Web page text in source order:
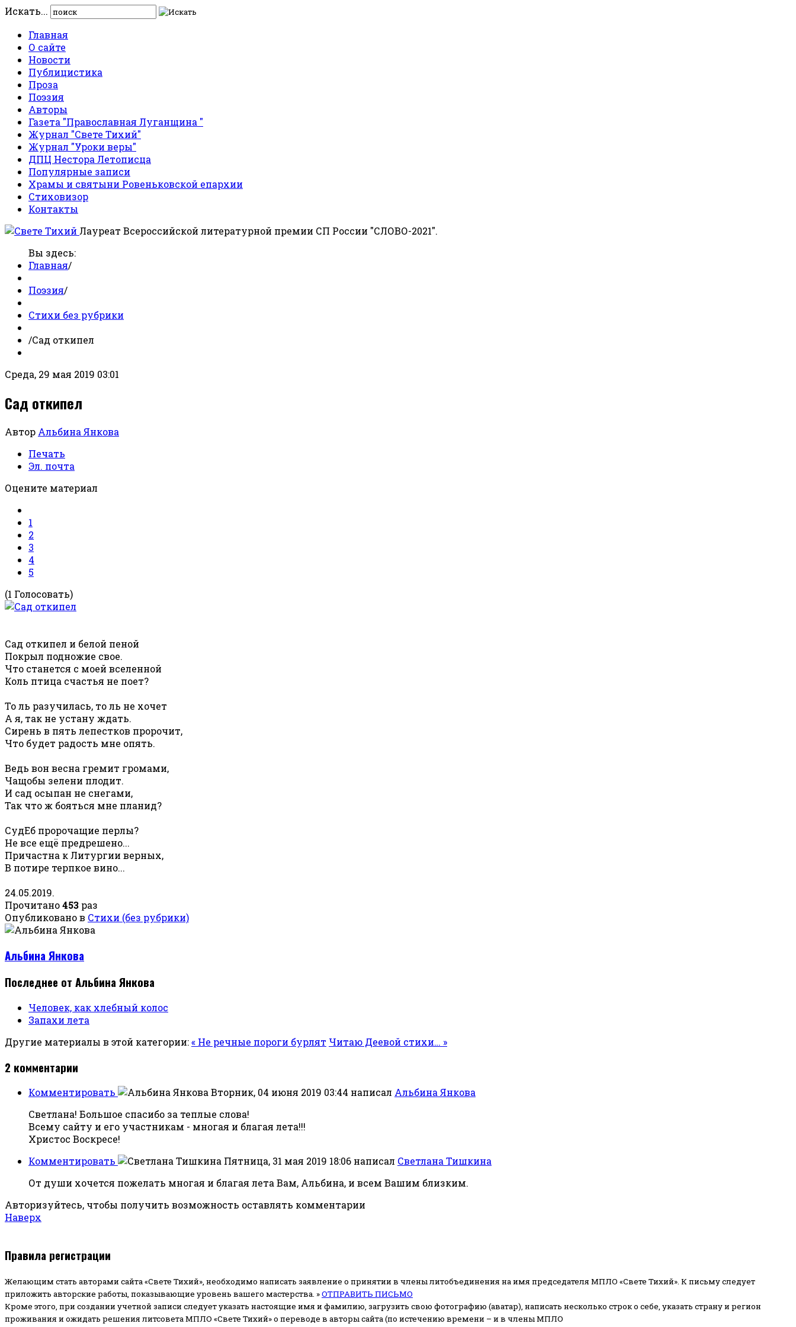
Искать...
Главная
О сайте
Новости
Публицистика
Проза
Поэзия
Авторы
Газета "Православная Луганщина "
Журнал "Свете Тихий"
Журнал "Уроки веры"
ДПЦ Нестора Летописца
Популярные записи
Храмы и святыни Ровеньковской епархии
Стиховизор
Контакты
Лауреат Всероссийской литературной премии СП России "СЛОВО-2021".
Вы здесь:
Главная/
Поэзия/
Стихи без рубрики
/Сад откипел
Среда, 29 мая 2019 03:01
Сад откипел
Автор Альбина Янкова
Печать
Эл. почта
Оцените материал
1
2
3
4
5
(1 Голосовать)
Сад откипел и белой пеной
Покрыл подножие свое.
Что станется с моей вселенной
Коль птица счастья не поет?
То ль разучилась, то ль не хочет
А я, так не устану ждать.
Сирень в пять лепестков пророчит,
Что будет радость мне опять.
Ведь вон весна гремит громами,
Чащобы зелени плодит.
И сад осыпан не снегами,
Так что ж бояться мне планид?
СудЕб пророчащие перлы?
Не все ещё предрешено...
Причастна к Литургии верных,
В потире терпкое вино...
24.05.2019.
Прочитано453 раз
Опубликовано в Стихи (без рубрики)
Альбина Янкова
Последнее от Альбина Янкова
Человек, как хлебный колос
Запахи лета
Другие материалы в этой категории:« Не речные пороги бурлят Читаю Деевой стихи… »
2 комментарии
Комментировать Вторник, 04 июня 2019 03:44 написал Альбина Янкова
Светлана! Большое спасибо за теплые слова!
Всему сайту и его участникам - многая и благая лета!!!
Христос Воскресе!
Комментировать
Пятница, 31 мая 2019 18:06 написал Светлана Тишкина
От души хочется пожелать многая и благая лета Вам, Альбина, и всем Вашим близким.
Авторизуйтесь, чтобы получить возможность оставлять комментарии
Наверх
Правила регистрации
Желающим стать авторами сайта «Свете Тихий», необходимо написать заявление о принятии в члены литобъединения на имя председателя МПЛО «Свете Тихий». К письму следует
приложить авторские работы, показывающие уровень вашего мастерства. »ОТПРАВИТЬ ПИСЬМО
Кроме этого, при создании учетной записи следует указать настоящие имя и фамилию, загрузить свою фотографию (аватар), написать несколько строк о себе, указать страну и регион
проживания и ожидать решения литсовета МПЛО «Свете Тихий» о переводе в авторы сайта (по истечению времени – и в члены МПЛО